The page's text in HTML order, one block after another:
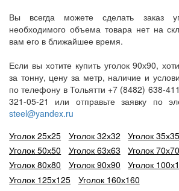
Вы всегда можете сделать заказ
необходимого объема товара нет на
вам его в ближайшее время.
Если вы хотите купить уголок 90х90,
за тонну, цену за метр, наличие и
по телефону в Тольятти +7 (8482) 638-
321-05-21 или отправьте заявку по
steel@yandex.ru
Уголок 25х25
Уголок 32х32 Уголок 35х35
Уголок 50х50
Уголок 63х63 Уголок 70х70
Уголок 80х80
Уголок 90х90 Уголок
Уголок 125х125
Уголок 160х160